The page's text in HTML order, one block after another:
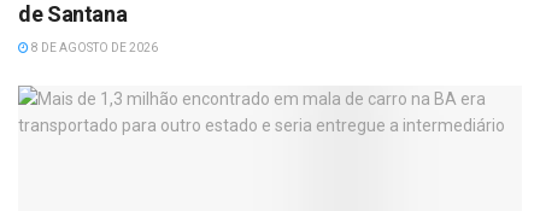
de Santana
8 DE AGOSTO DE 2026